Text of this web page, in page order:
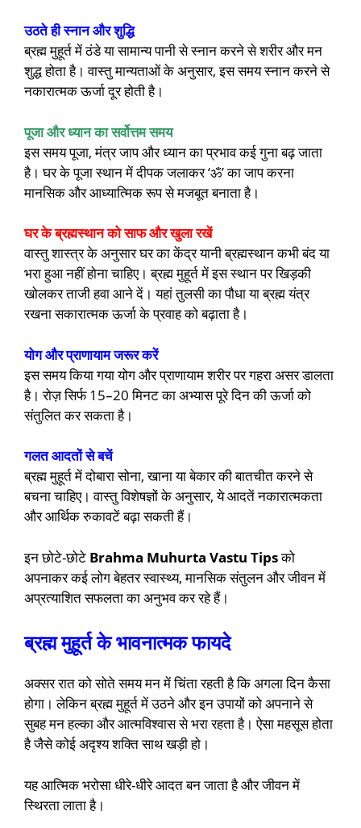
उठते ही स्नान और शुद्धि
ब्रह्म मुहूर्त में ठंडे या सामान्य पानी से स्नान करने से शरीर और मन
शुद्ध होता है। वास्तु मान्यताओं के अनुसार, इस समय स्नान करने से
नकारात्मक ऊर्जा दूर होती है।
पूजा और ध्यान का सर्वोत्तम समय
इस समय पूजा, मंत्र जाप और ध्यान का प्रभाव कई गुना बढ़ जाता
है। घर के पूजा स्थान में दीपक जलाकर ‘ॐ’ का जाप करना
मानसिक और आध्यात्मिक रूप से मजबूत बनाता है।
घर के ब्रह्मस्थान को साफ और खुला रखें
वास्तु शास्त्र के अनुसार घर का केंद्र यानी ब्रह्मस्थान कभी बंद या
भरा हुआ नहीं होना चाहिए। ब्रह्म मुहूर्त में इस स्थान पर खिड़की
खोलकर ताजी हवा आने दें। यहां तुलसी का पौधा या ब्रह्म यंत्र
रखना सकारात्मक ऊर्जा के प्रवाह को बढ़ाता है।
योग और प्राणायाम जरूर करें
इस समय किया गया योग और प्राणायाम शरीर पर गहरा असर डालता
है। रोज़ सिर्फ 15–20 मिनट का अभ्यास पूरे दिन की ऊर्जा को
संतुलित कर सकता है।
गलत आदतों से बचें
ब्रह्म मुहूर्त में दोबारा सोना, खाना या बेकार की बातचीत करने से
बचना चाहिए। वास्तु विशेषज्ञों के अनुसार, ये आदतें नकारात्मकता
और आर्थिक रुकावटें बढ़ा सकती हैं।
इन छोटे-छोटे Brahma Muhurta Vastu Tipsको
अपनाकर कई लोग बेहतर स्वास्थ्य, मानसिक संतुलन और जीवन में
अप्रत्याशित सफलता का अनुभव कर रहे हैं।
ब्रह्म मुहूर्त के भावनात्मक फायदे
अक्सर रात को सोते समय मन में चिंता रहती है कि अगला दिन कैसा
होगा। लेकिन ब्रह्म मुहूर्त में उठने और इन उपायों को अपनाने से
सुबह मन हल्का और आत्मविश्वास से भरा रहता है। ऐसा महसूस होता
है जैसे कोई अदृश्य शक्ति साथ खड़ी हो।
यह आत्मिक भरोसा धीरे-धीरे आदत बन जाता है और जीवन में
स्थिरता लाता है।